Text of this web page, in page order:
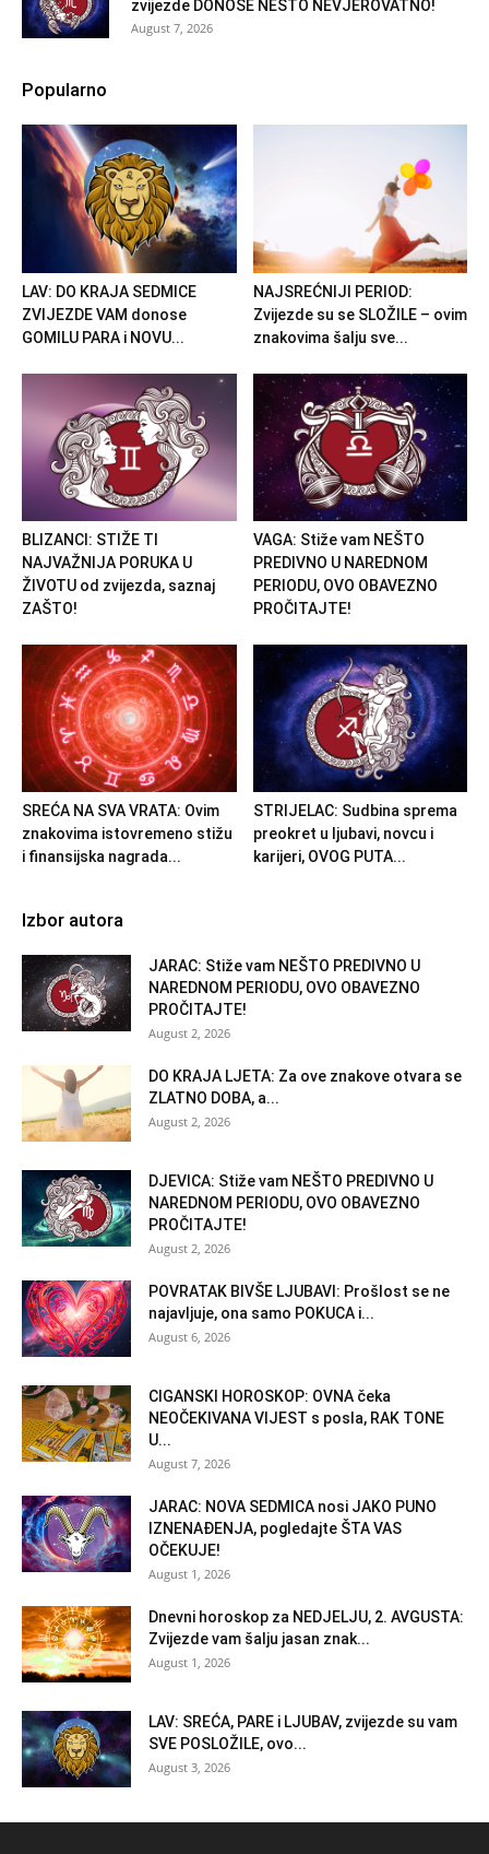
zvijezde DONOSE NEŠTO NEVJEROVATNO!
August 7, 2026
Popularno
LAV: DO KRAJA SEDMICE
ZVIJEZDE VAM donose
GOMILU PARA i NOVU...
NAJSREĆNIJI PERIOD:
Zvijezde su se SLOŽILE – ovim
znakovima šalju sve...
BLIZANCI: STIŽE TI
NAJVAŽNIJA PORUKA U
ŽIVOTU od zvijezda, saznaj
ZAŠTO!
VAGA: Stiže vam NEŠTO
PREDIVNO U NAREDNOM
PERIODU, OVO OBAVEZNO
PROČITAJTE!
SREĆA NA SVA VRATA: Ovim
znakovima istovremeno stižu
i finansijska nagrada...
STRIJELAC: Sudbina sprema
preokret u ljubavi, novcu i
karijeri, OVOG PUTA...
Izbor autora
JARAC: Stiže vam NEŠTO PREDIVNO U
NAREDNOM PERIODU, OVO OBAVEZNO
PROČITAJTE!
August 2, 2026
DO KRAJA LJETA: Za ove znakove otvara se
ZLATNO DOBA, a...
August 2, 2026
DJEVICA: Stiže vam NEŠTO PREDIVNO U
NAREDNOM PERIODU, OVO OBAVEZNO
PROČITAJTE!
August 2, 2026
POVRATAK BIVŠE LJUBAVI: Prošlost se ne
najavljuje, ona samo POKUCA i...
August 6, 2026
CIGANSKI HOROSKOP: OVNA čeka
NEOČEKIVANA VIJEST s posla, RAK TONE
U...
August 7, 2026
JARAC: NOVA SEDMICA nosi JAKO PUNO
IZNENAĐENJA, pogledajte ŠTA VAS
OČEKUJE!
August 1, 2026
Dnevni horoskop za NEDJELJU, 2. AVGUSTA:
Zvijezde vam šalju jasan znak...
August 1, 2026
LAV: SREĆA, PARE i LJUBAV, zvijezde su vam
SVE POSLOŽILE, ovo...
August 3, 2026